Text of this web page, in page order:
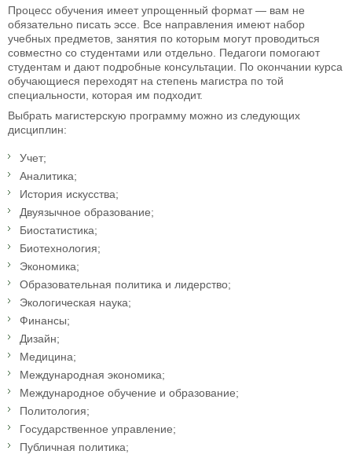
Процесс обучения имеет упрощенный формат — вам не
обязательно писать эссе. Все направления имеют набор
учебных предметов, занятия по которым могут проводиться
совместно со студентами или отдельно. Педагоги помогают
студентам и дают подробные консультации. По окончании курса
обучающиеся переходят на степень магистра по той
специальности, которая им подходит.
Выбрать магистерскую программу можно из следующих
дисциплин:
Учет;
Аналитика;
История искусства;
Двуязычное образование;
Биостатистика;
Биотехнология;
Экономика;
Образовательная политика и лидерство;
Экологическая наука;
Финансы;
Дизайн;
Медицина;
Международная экономика;
Международное обучение и образование;
Политология;
Государственное управление;
Публичная политика;